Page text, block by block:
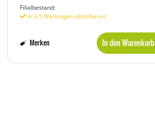
Filialbestand:
In 3-5 Werktagen abholbereit
In den Warenkorb
Merken